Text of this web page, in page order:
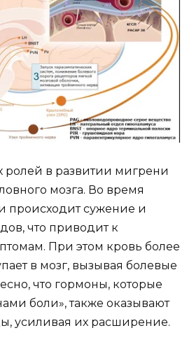
ролей в развитии мигрени
мозга. Во время
происходит сужение и
что приводит к
При этом кровь более
в мозг, вызывая болевые
что гормоны, которые
боли», также оказывают
усиливая их расширение.